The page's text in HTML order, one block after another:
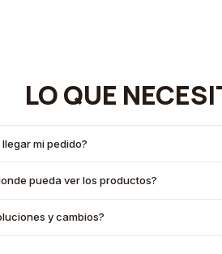
LO QUE
mi pedido?
pueda ver los productos?
y cambios?